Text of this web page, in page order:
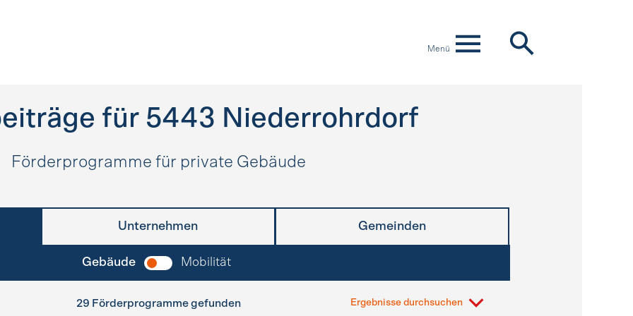
Menü
für 5443 Niederrohrdorf
Förderprogramme für private Gebäude
Unternehmen Gemeinden
Gebäude Mobilität
29 Förderprogramme gefunden Ergebnisse durchsuchen